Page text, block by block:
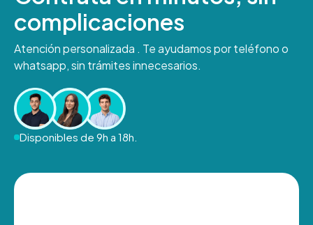
complicaciones
Atención personalizada . Te ayudamos por teléfono o
whatsapp, sin trámites innecesarios.
Disponibles de 9h a 18h.